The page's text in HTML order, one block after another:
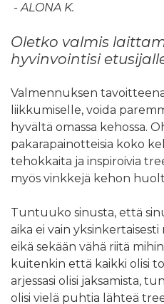
- ALONA K.
Oletko valmis
hyvinvointisi
Valmennuksen
liikkumiselle, voida
hyvältä omassa kehossa.
pakarapainotteisia koko
tehokkaita ja inspiroivia
myös vinkkejä kehon
Tuntuuko sinusta, että
aika ei vain
eikä sekään vähä riitä
kuitenkin että kaikki olisi
arjessasi olisi jaksamista,
olisi vielä puhtia lähteä